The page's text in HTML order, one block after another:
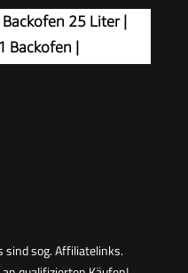
bis
Doppelglastür und
Speisenzubereitung
25 Liter |
Backofen |
sind sog. Affiliatelinks.